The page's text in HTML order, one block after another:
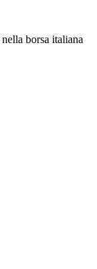
borsa italiana